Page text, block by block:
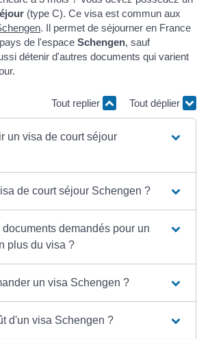
(type C). Ce visa est commun aux
. Il permet de séjourner en France
de l'espace Schengen, sauf
détenir d'autres documents qui varient
Tout replier Tout déplier
un visa de court séjour
de court séjour Schengen ?
demandés pour un
plus du visa ?
un visa Schengen ?
d'un visa Schengen ?